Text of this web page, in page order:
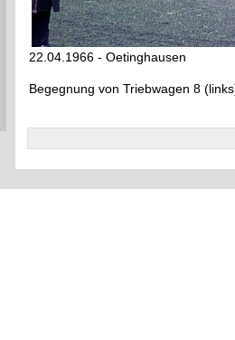
22.04.1966 - Oetinghausen
Begegnung von Triebwagen 8